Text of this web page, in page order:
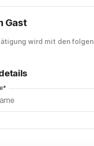
Gast
wird mit den